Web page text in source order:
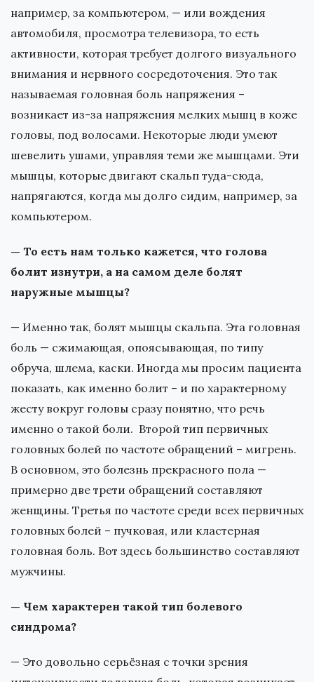
например, за компьютером, — или вождения
автомобиля, просмотра телевизора, то есть
активности, которая требует долгого визуального
внимания и нервного сосредоточения. Это так
называемая головная боль напряжения –
возникает из-за напряжения мелких мышц в коже
головы, под волосами. Некоторые люди умеют
шевелить ушами, управляя теми же мышцами. Эти
мышцы, которые двигают скальп туда-сюда,
напрягаются, когда мы долго сидим, например, за
компьютером.
— То есть нам только кажется, что голова
болит изнутри, а на самом деле болят
наружные мышцы?
— Именно так, болят мышцы скальпа. Эта головная
боль — сжимающая, опоясывающая, по типу
обруча, шлема, каски. Иногда мы просим пациента
показать, как именно болит – и по характерному
жесту вокруг головы сразу понятно, что речь
именно о такой боли. Второй тип первичных
головных болей по частоте обращений – мигрень.
В основном, это болезнь прекрасного пола —
примерно две трети обращений составляют
женщины. Третья по частоте среди всех первичных
головных болей – пучковая, или кластерная
головная боль. Вот здесь большинство составляют
мужчины.
— Чем характерен такой тип болевого
синдрома?
— Это довольно серьёзная с точки зрения